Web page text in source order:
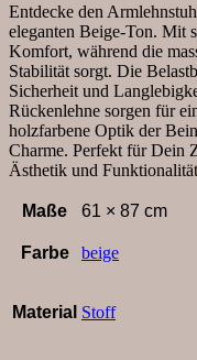
Entdecke den
eleganten Beige-Ton. Mit
Komfort, während die
Stabilität sorgt. Die
Sicherheit und
Rückenlehne sorgen für
holzfarbene Optik der
Charme. Perfekt für Dein
Ästhetik und
Maße 61 × 87 cm
Farbe beige
Material Stoff